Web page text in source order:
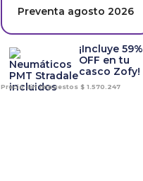
Preventa agosto 2026
¡Incluye 59%
OFF en tu
casco Zofy!
Precio sin impuestos $1.570.247